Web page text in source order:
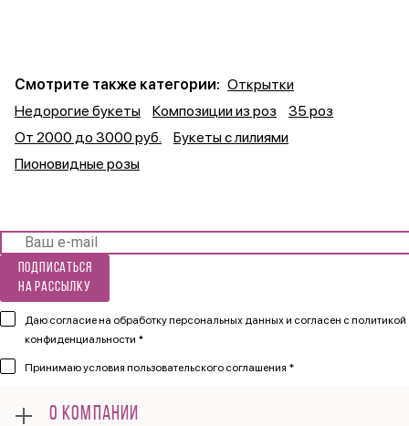
Смотрите также категории: Открытки
Недорогие букеты
Композиции из роз
35 роз
От 2000 до 3000 руб.
Букеты с лилиями
Пионовидные розы
Подписаться
на рассылку
Даю согласие на обработку персональных данных и согласен с политикой
конфиденциальности *
Принимаюусловия пользовательского соглашения *
О КОМПАНИИ